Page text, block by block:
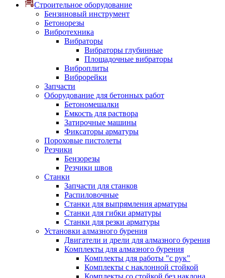
Строительное оборудование
Бензиновый инструмент
Бетонорезы
Вибротехника
Вибраторы
Вибраторы глубинные
Площадочные вибраторы
Виброплиты
Виброрейки
Запчасти
Оборудование для бетонных работ
Бетономешалки
Емкость для раствора
Затирочные машины
Фиксаторы арматуры
Пороховые пистолеты
Резчики
Бензорезы
Резчики швов
Станки
Запчасти для станков
Распиловочные
Станки для выпрямления арматуры
Станки для гибки арматуры
Станки для резки арматуры
Установки алмазного бурения
Двигатели и дрели для алмазного бурения
Комплекты для алмазного бурения
Комплекты для работы "с рук"
Комплекты с наклонной стойкой
Комплекты со стойкой без наклона